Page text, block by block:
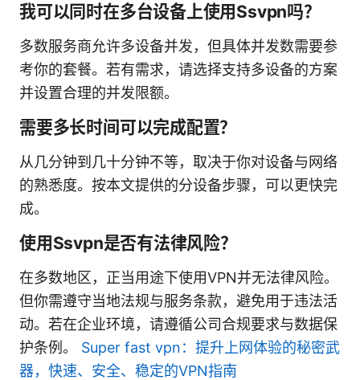
我可以同时在多台设备上使用Ssvpn吗？
多数服务商允许多设备并发，但具体并发数需要参
考你的套餐。若有需求，请选择支持多设备的方案
并设置合理的并发限额。
需要多长时间可以完成配置？
从几分钟到几十分钟不等，取决于你对设备与网络
的熟悉度。按本文提供的分设备步骤，可以更快完
成。
使用Ssvpn是否有法律风险？
在多数地区，正当用途下使用VPN并无法律风险。
但你需遵守当地法规与服务条款，避免用于违法活
动。若在企业环境，请遵循公司合规要求与数据保
护条例。 Super fast vpn：提升上网体验的秘密武
器，快速、安全、稳定的VPN指南